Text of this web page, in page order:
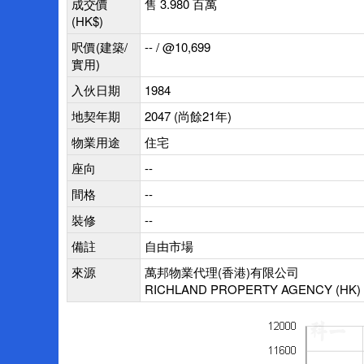
成交價
(HK$)
售 3.980 百萬
呎價(建築/
實用)
-- / @10,699
入伙日期
1984
地契年期
2047 (尚餘21年)
物業用途
住宅
座向
--
間格
--
裝修
--
備註
自由市場
來源
萬邦物業代理(香港)有限公司
RICHLAND PROPERTY AGENCY (HK)